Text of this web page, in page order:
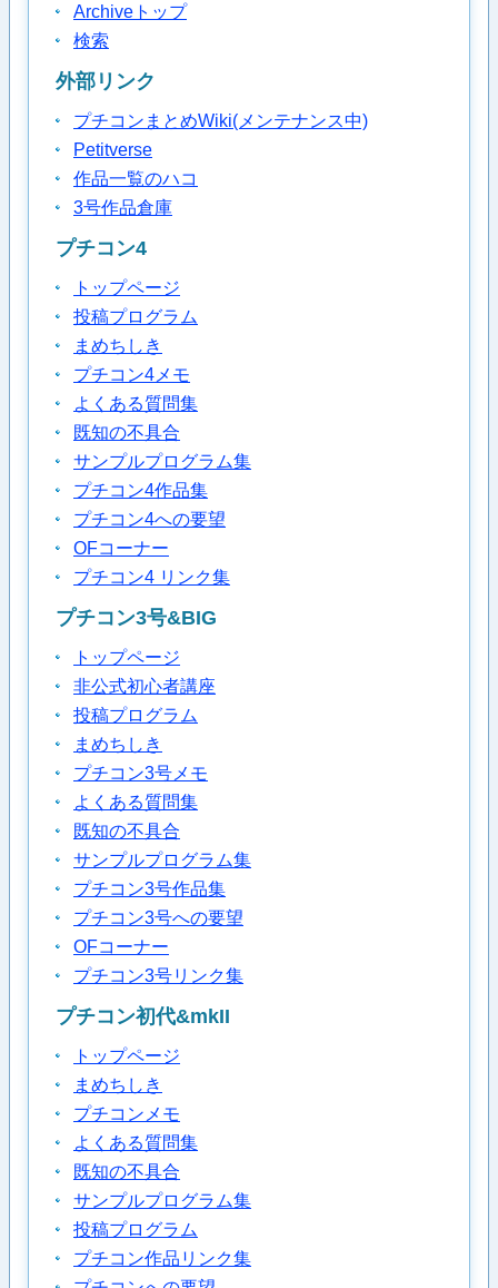
Archiveトップ
検索
外部リンク
プチコンまとめWiki(メンテナンス中)
Petitverse
作品一覧のハコ
3号作品倉庫
プチコン4
トップページ
投稿プログラム
まめちしき
プチコン4メモ
よくある質問集
既知の不具合
サンプルプログラム集
プチコン4作品集
プチコン4への要望
OFコーナー
プチコン4 リンク集
プチコン3号&BIG
トップページ
非公式初心者講座
投稿プログラム
まめちしき
プチコン3号メモ
よくある質問集
既知の不具合
サンプルプログラム集
プチコン3号作品集
プチコン3号への要望
OFコーナー
プチコン3号リンク集
プチコン初代&mkII
トップページ
まめちしき
プチコンメモ
よくある質問集
既知の不具合
サンプルプログラム集
投稿プログラム
プチコン作品リンク集